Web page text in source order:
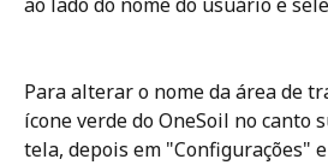
Para alterar o nome da área de
ícone verde do OneSoil no canto
tela, depois em "Configurações"